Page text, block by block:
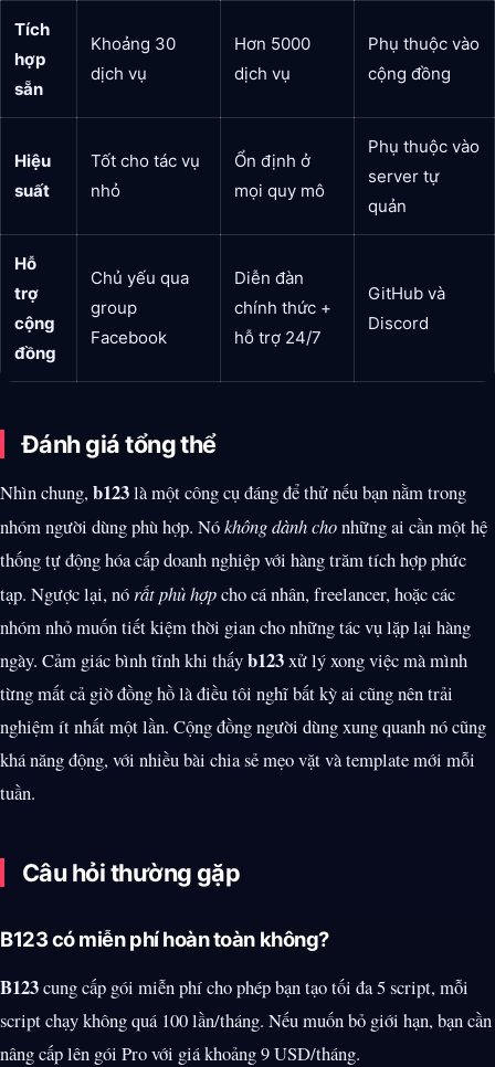
Tích
hợp
sẵn
Khoảng 30
dịch vụ
Hơn 5000
dịch vụ
Phụ thuộc vào
cộng đồng
Hiệu
suất
Tốt cho tác vụ
nhỏ
Ổn định ở
mọi quy mô
Phụ thuộc vào
server tự
quản
Hỗ
trợ
cộng
đồng
Chủ yếu qua
group
Facebook
Diễn đàn
chính thức +
hỗ trợ 24/7
GitHub và
Discord
Đánh giá tổng thể
Nhìn chung,b123là một công cụ đáng để thử nếu bạn nằm trong
nhóm người dùng phù hợp. Nókhông dành chonhững ai cần một hệ
thống tự động hóa cấp doanh nghiệp với hàng trăm tích hợp phức
tạp. Ngược lại, nó rất phù hợpcho cá nhân, freelancer, hoặc các
nhóm nhỏ muốn tiết kiệm thời gian cho những tác vụ lặp lại hàng
ngày. Cảm giác bình tĩnh khi thấyb123xử lý xong việc mà mình
từng mất cả giờ đồng hồ là điều tôi nghĩ bất kỳ ai cũng nên trải
nghiệm ít nhất một lần. Cộng đồng người dùng xung quanh nó cũng
khá năng động, với nhiều bài chia sẻ mẹo vặt và template mới mỗi
tuần.
Câu hỏi thường gặp
B123 có miễn phí hoàn toàn không?
B123cung cấp gói miễn phí cho phép bạn tạo tối đa 5 script, mỗi
script chạy không quá 100 lần/tháng. Nếu muốn bỏ giới hạn, bạn cần
nâng cấp lên gói Pro với giá khoảng 9 USD/tháng.